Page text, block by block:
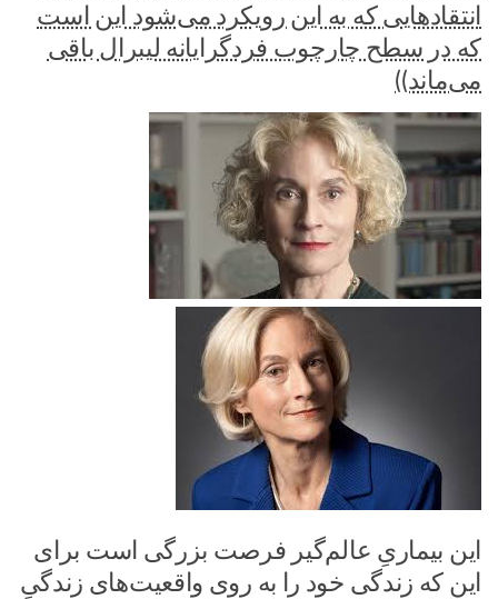
انتقادهایی که به این رویکرد می‌شود این است
که در سطح چارچوب فردگرایانه لیبرال باقی
می‌ماند))
این بیماریِ عالم‌گیر فرصت بزرگی است برای
این که زندگی خود را به روی واقعیت‌های زندگیِ